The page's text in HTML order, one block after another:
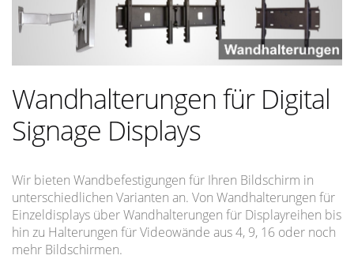
Wandhalterungen für Digital
Signage Displays
Wir bieten Wandbefestigungen für Ihren Bildschirm in
unterschiedlichen Varianten an. Von Wandhalterungen für
Einzeldisplays über Wandhalterungen für Displayreihen bis
hin zu Halterungen für Videowände aus 4, 9, 16 oder noch
mehr Bildschirmen.